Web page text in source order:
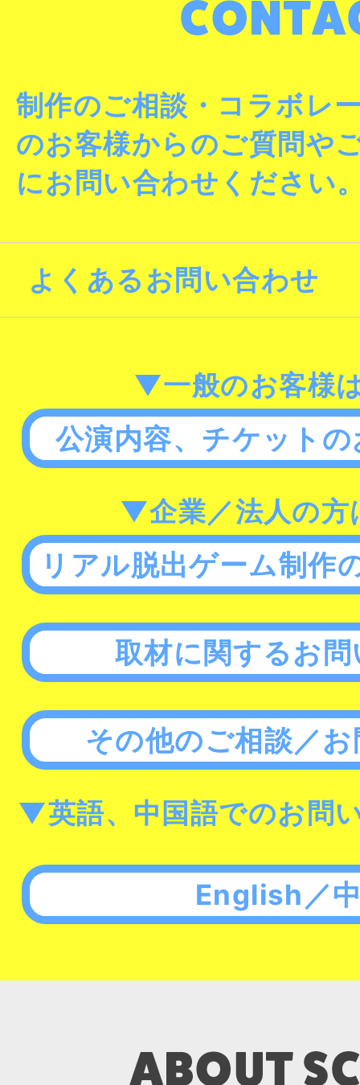
制作のご相談・コラボレ
のお客様からのご質問や
にお問い合わせください
よくあるお問い合わせ
▼一般のお客様
公演内容、チケット
▼企業／法人の方
リアル脱出ゲーム制作
取材に関するお
その他のご相談／
▼英語、中国語でのお問
English／